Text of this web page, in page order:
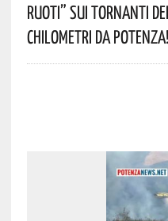
Ruoti” Sui Tornanti
Chilometri Da